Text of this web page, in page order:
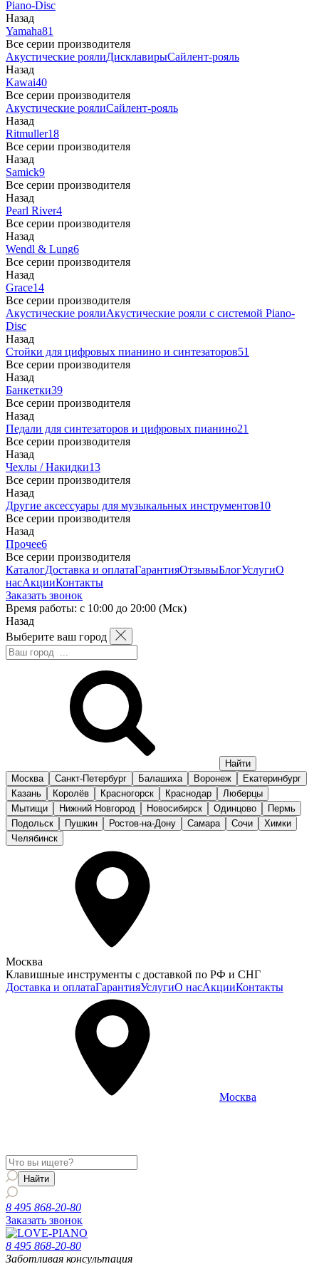
Piano-Disc
Назад
Yamaha81
Все серии производителя
Акустические роялиДисклавирыСайлент-рояль
Назад
Kawai40
Все серии производителя
Акустические роялиСайлент-рояль
Назад
Ritmuller18
Все серии производителя
Назад
Samick9
Все серии производителя
Назад
Pearl River4
Все серии производителя
Назад
Wendl & Lung6
Все серии производителя
Назад
Grace14
Все серии производителя
Акустические роялиАкустические рояли с системой Piano-
Disc
Назад
Стойки для цифровых пианино и синтезаторов51
Все серии производителя
Назад
Банкетки39
Все серии производителя
Назад
Педали для синтезаторов и цифровых пианино21
Все серии производителя
Назад
Чехлы / Накидки13
Все серии производителя
Назад
Другие аксессуары для музыкальных инструментов10
Все серии производителя
Назад
Прочее6
Все серии производителя
КаталогДоставка и оплатаГарантияОтзывыБлогУслугиО
насАкцииКонтакты
Заказать звонок
Время работы: с 10:00 до 20:00 (Мск)
Назад
Выберите ваш город
Москва Санкт-Петербург Балашиха Воронеж
Екатеринбург
Казань
Королёв Красногорск Краснодар
Люберцы
Мытищи
Нижний Новгород Новосибирск Одинцово
Пермь
Подольск
Пушкин Ростов-на-Дону Самара Сочи
Химки
Челябинск
Москва
Клавишные инструменты с доставкой по РФ и СНГ
Доставка и оплатаГарантияУслугиО насАкцииКонтакты
Москва
8 495 868-20-80
Заказать звонок
8 495 868-20-80
Заботливая консультация